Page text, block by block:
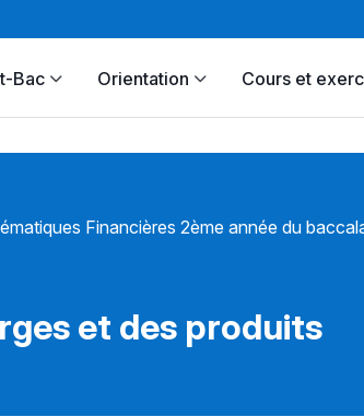
Bac Orientation Cours et
Financières 2ème année du
et des produits